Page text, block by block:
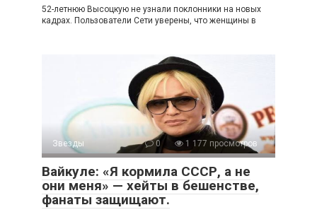
52-летнюю Высоцкую не узнали поклонники на новых
кадрах. Пользователи Сети уверены, что женщины в
Звезды 0 1 177 просмотров
Вайкуле: «Я кормила СССР, а не
они меня» — хейты в бешенстве,
фанаты защищают.